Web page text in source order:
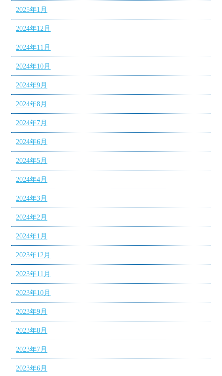
2025年1月
2024年12月
2024年11月
2024年10月
2024年9月
2024年8月
2024年7月
2024年6月
2024年5月
2024年4月
2024年3月
2024年2月
2024年1月
2023年12月
2023年11月
2023年10月
2023年9月
2023年8月
2023年7月
2023年6月